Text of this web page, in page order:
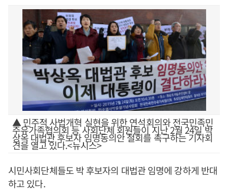
▲ 민주적 사법개혁 실현을 위한 연석회의와 전국민족민
주유가족협의회 등 사회단체 회원들이 지난 2월 24일 박
상옥 대법관 후보자 임명동의안 철회를 촉구하는 기자회
견을 열고 있다.<뉴시스>
시민사회단체들도 박 후보자의 대법관 임명에 강하게 반대
하고 있다.